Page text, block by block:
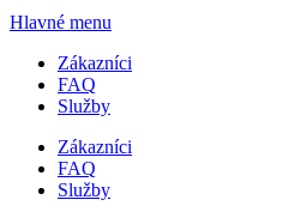
Hlavné menu
Zákazníci
FAQ
Služby
Zákazníci
FAQ
Služby